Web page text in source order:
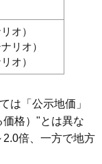
オ）
リオ）
オ）
は「公示地価」
格）"とは異な
倍、一方で地方